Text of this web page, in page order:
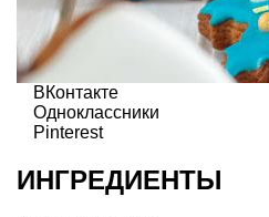
ВКонтакте
Одноклассники
Pinterest
ИНГРЕДИЕНТЫ